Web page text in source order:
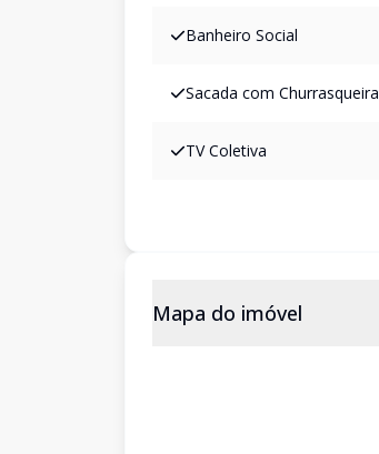
Banheiro Social
Sacada com Churrasqueira
TV Coletiva
Mapa do imóvel